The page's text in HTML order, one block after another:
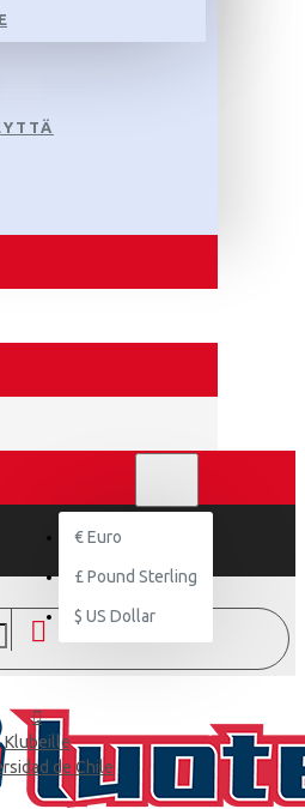
€ Euro
£ Pound Sterling
$ US Dollar
Klubeille
de Chile